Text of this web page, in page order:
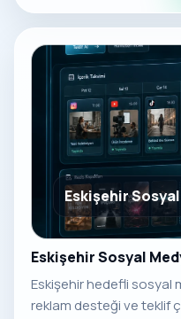
Eskişehir
Eskişehir Sosyal
Eskişehir hedefli sosyal
reklam desteği ve teklif